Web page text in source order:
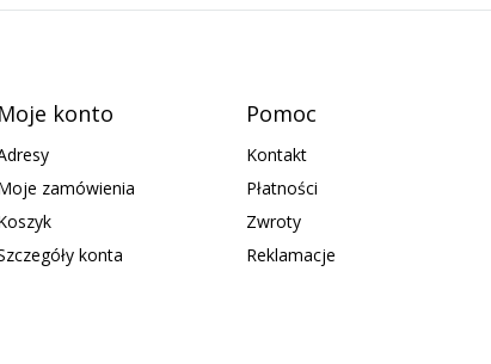
Moje konto
zamówienia
konta
Pomoc
Kontakt
Płatności
Zwroty
Reklamacje